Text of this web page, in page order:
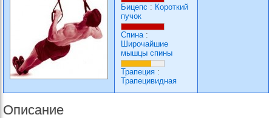
Бицепс : Короткий
пучок
Спина:
Широчайшие
мышцы спины
Трапеция :
Трапецивидная
Описание